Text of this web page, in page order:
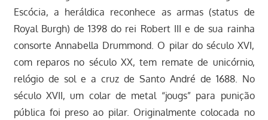
Escócia, a heráldica reconhece as armas (status de
Royal Burgh) de 1398 do rei Robert III e de sua rainha
consorte Annabella Drummond. O pilar do século XVI,
com reparos no século XX, tem remate de unicórnio,
relógio de sol e a cruz de Santo André de 1688. No
século XVII, um colar de metal “jougs” para punição
pública foi preso ao pilar. Originalmente colocada no